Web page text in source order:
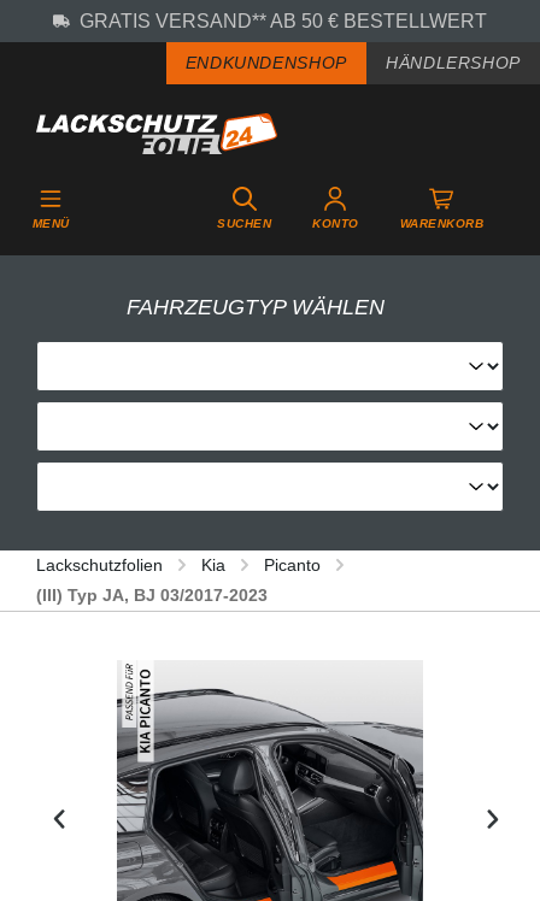
Zum Hauptinhalt springen
GRATIS VERSAND** AB 50 € BESTELLWERT
ENDKUNDENSHOP HÄNDLERSHOP
MENÜ SUCHEN KONTO WARENKORB
FAHRZEUGTYP WÄHLEN
Lackschutzfolien Kia
Picanto
(III) Typ JA, BJ 03/2017-2023
Bildergalerie überspringen